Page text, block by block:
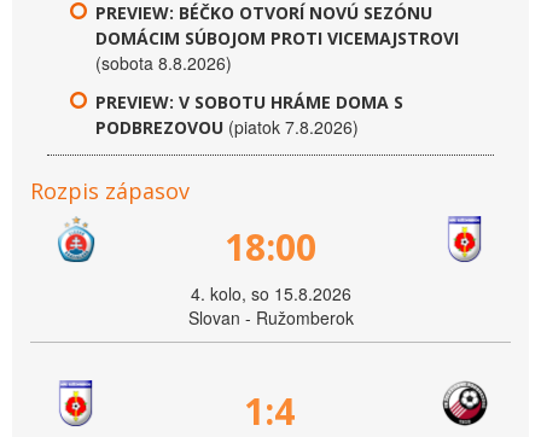
PREVIEW: BÉČKO OTVORÍ NOVÚ SEZÓNU
DOMÁCIM SÚBOJOM PROTI VICEMAJSTROVI
(sobota 8.8.2026)
PREVIEW: V SOBOTU HRÁME DOMA S
PODBREZOVOU (piatok 7.8.2026)
Rozpis zápasov
18:00
4. kolo, so 15.8.2026
Slovan - Ružomberok
1:4